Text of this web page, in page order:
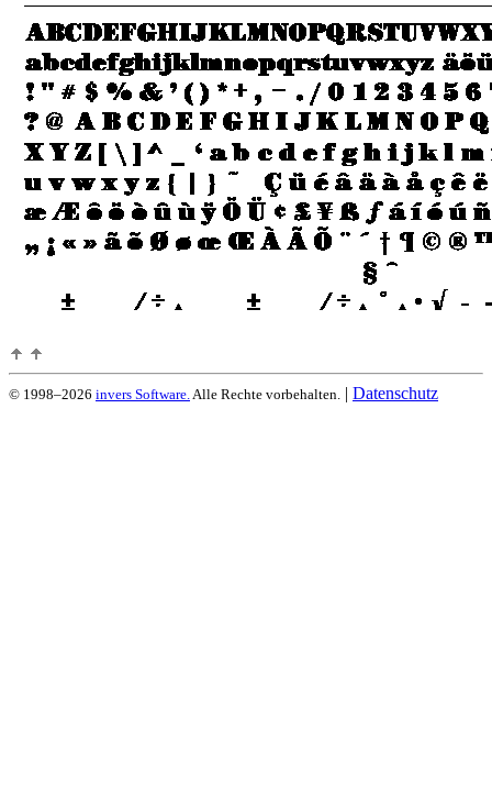
© 1998–2026 invers Software. Alle Rechte vorbehalten. | Datenschutz